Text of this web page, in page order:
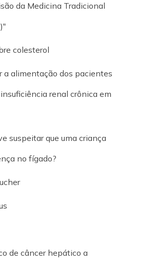
da Medicina Tradicional
colesterol
a alimentação dos pacientes
renal crônica em
suspeitar que uma criança
no fígado?
de câncer hepático a